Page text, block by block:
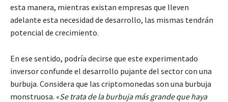
esta manera, mientras existan empresas que lleven
adelante esta necesidad de desarrollo, las mismas tendrán
potencial de crecimiento.
En ese sentido, podría decirse que este experimentado
inversor confunde el desarrollo pujante del sector con una
burbuja. Considera que las criptomonedas son una burbuja
monstruosa. «Se trata de la burbuja más grande que haya